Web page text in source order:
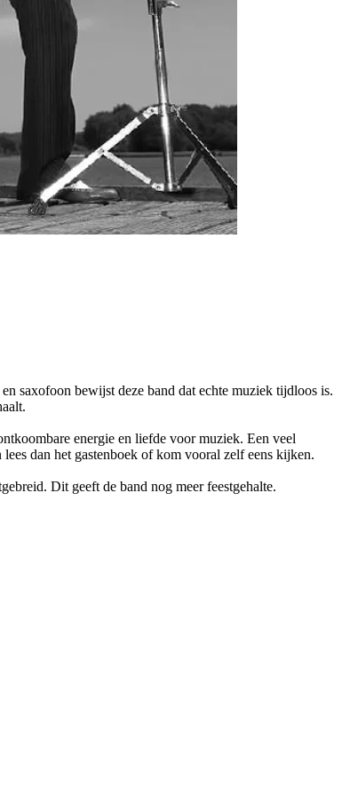
saxofoon bewijst deze band dat echte muziek tijdloos is.
energie en liefde voor muziek. Een veel
dan het gastenboek of kom vooral zelf eens kijken.
Dit geeft de band nog meer feestgehalte.